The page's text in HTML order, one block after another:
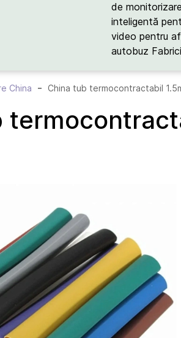
de monitorizare
inteligentă
video pentru
autobuz Fabrici
China China tub termocontractabil